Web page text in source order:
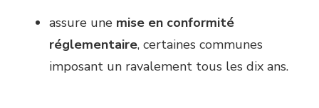
assure une mise en conformité
réglementaire, certaines communes
imposant un ravalement tous les dix ans.